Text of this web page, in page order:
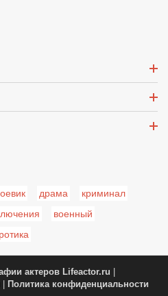
драма
криминал
военный
актеров Lifeactor.ru
Политика конфиденциальности